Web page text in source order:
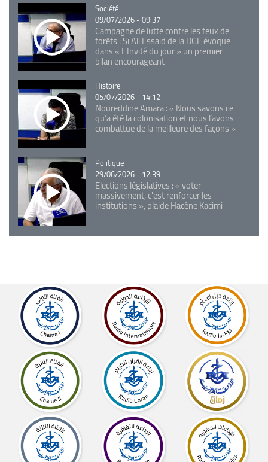
Catégorie
Société
09/07/2026 - 09:37
Campagne de lutte contre les feux de
forêts : Si Ali Essaid de la DGF évoque
dans « L'Invité du jour » un premier
bilan encourageant
Catégorie
Histoire
05/07/2026 - 14:12
Noureddine Amara : « Nous savons ce
qu’a été la colonisation et nous l’avons
combattue de la meilleure des façons »
Catégorie
Politique
29/06/2026 - 12:39
Elections législatives : « voter
massivement, c'est renforcer les
institutions », plaide Hacène Kacimi